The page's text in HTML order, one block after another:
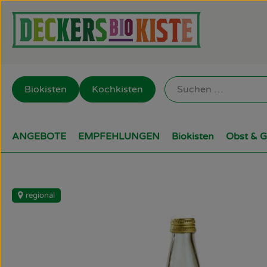
Biokisten Kochkisten
ANGEBOTE EMPFEHLUNGEN Biokisten Obst &
regional